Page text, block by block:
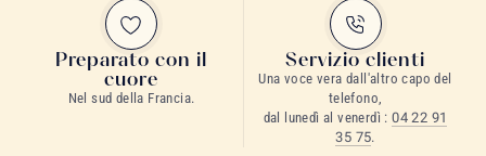
Preparato con il
cuore
Nel sud della Francia.
Servizio clienti
Una voce vera dall'altro capo del
telefono,
dal lunedì al venerdì :04 22 91
35 75.